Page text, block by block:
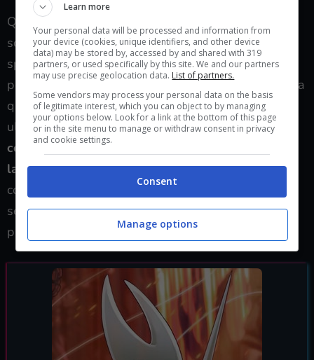
Quanto appena detto sarà possibile verificarlo
solamente al 4 settembre, ma basandosi su mere
speculazioni è possibile che Silksong costi così
poco? Il prezzo è sicuramente molto basso rispetto a
quanto ci ha abituato l’industria videoludica negli
ultimi anni, maè comunque coerente rispetto al
costo del primo capitolo di Hollow Knight che al
lancio costava 14,99€: un aumento di soli 5€ è
compatibile con la natura di Silksong che non
sembra poi cosi tanto vasto rispetto al suo
predecessore.
Learn more
Your personal data will be processed and information from
your device (cookies, unique identifiers, and other device
data) may be stored by, accessed by and shared with 319
partners, or used specifically by this site. We and our partners
may use precise geolocation data. List of partners.
Some vendors may process your personal data on the basis
of legitimate interest, which you can object to by managing
your options below. Look for a link at the bottom of this page
or in the site menu to manage or withdraw consent in privacy
and cookie settings.
Consent
Manage options